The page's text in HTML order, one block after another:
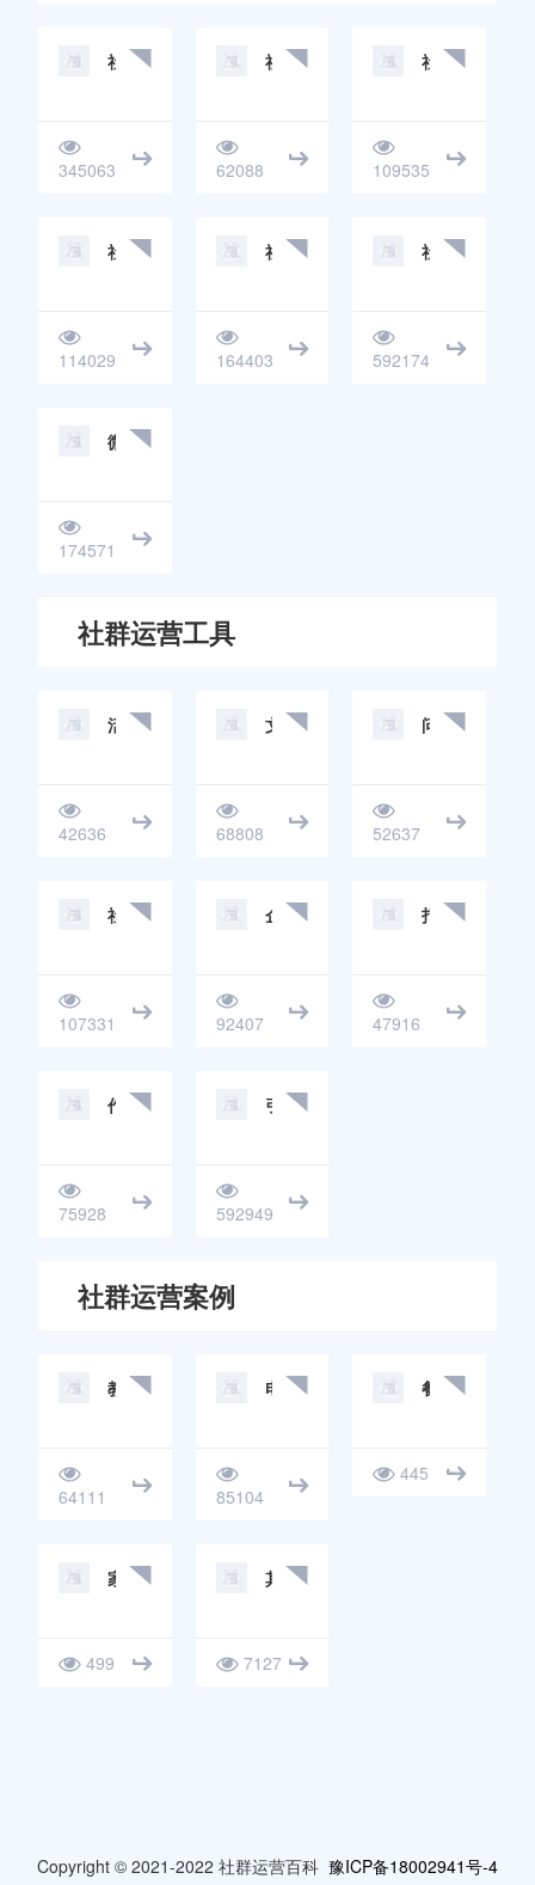
社群运营流程
345063
社群运营活动
62088
社群运营方法
109535
社群运营管理
114029
社群运营策划
164403
社群运营思路
592174
微信社群运营
174571
社群运营工具
活码工具
42636
文档工具
68808
问卷报名工具
52637
社群管理工具
107331
企业微信SCRM
92407
打卡工具
47916
作图工具
75928
引流裂变工具
592949
社群运营案例
教育培训案例
64111
电商社群案例
85104
餐饮社群运营
445
家装社群案例
499
其他社群案例
7127
Copyright © 2021-2022 社群运营百科 豫ICP备18002941号-4